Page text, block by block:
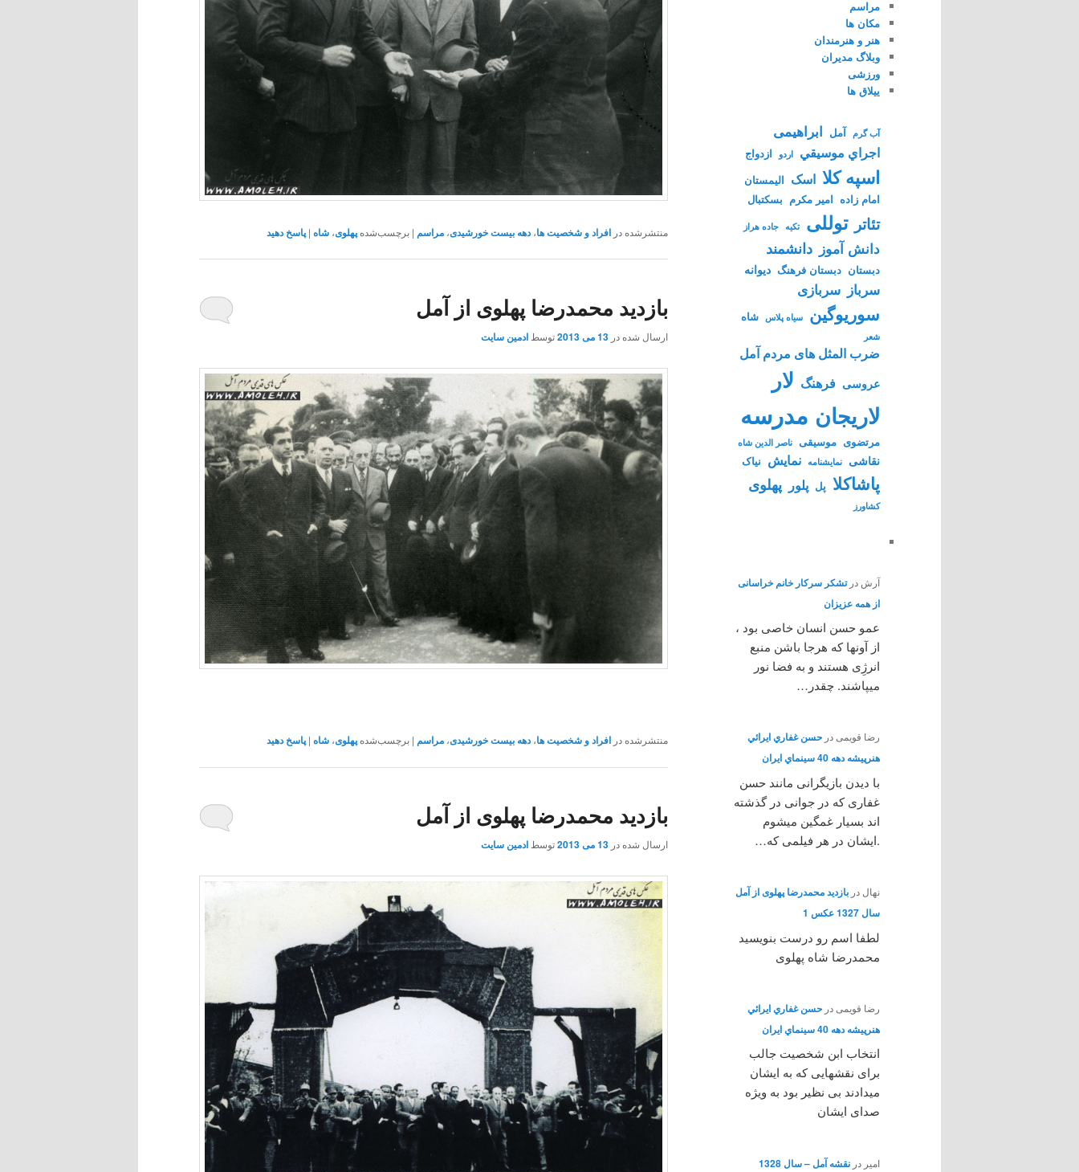
منتشرشده در افراد و شخصیت ها،دهه بیست خورشیدی، مراسم | برچسب‌شده پهلوی، شاه | پاسخ دهید
بازدید محمدرضا پهلوی از آمل
ارسال شده در 13 می 2013 توسط ادمین سایت
منتشرشده در افراد و شخصیت ها،دهه بیست خورشیدی، مراسم | برچسب‌شده پهلوی، شاه | پاسخ دهید
بازدید محمدرضا پهلوی از آمل
ارسال شده در 13 می 2013 توسط ادمین سایت
مراسم
مکان ها
هنر و هنرمندان
وبلاگ مدیران
ورزشی
ییلاق ها
آب گرم آمل ابراهیمی
اجراي موسيقي اردو ازدواج
اسپه کلا اسک الیمستان
امام زاده امیر مکرم بسکتبال
تئاتر توللی تکیه جاده هراز
دانش آموز دانشمند
دبستان دبستان فرهنگ دیوانه
سرباز سربازی
سوریوگین سیاه پلاس شاه
شعر
ضرب المثل های مردم آمل
عروسی فرهنگ لار
لاریجان مدرسه
مرتضوی موسیقی ناصر الدین شاه
نقاشی نمايشنامه نمایش نیاک
پاشاکلا پل پلور پهلوی
کشاورز
آرش درتشکر سرکار خانم خراسانی
از همه عزیزان
عمو حسن انسان خاصی بود ،
از آونها که هرجا باشن منبع
انرژِی هستند و به فضا نور
میپاشند. چقدر…
رضا قویمی در حسن غفاري ايرائي
هنرپيشه دهه 40 سينماي ايران
با دیدن بازیگرانی مانند حسن
غفاری که در جوانی در گذشته
اند بسیار غمگین میشوم
.ایشان در هر فیلمی که…
نهال در بازدید محمدرضا پهلوی از آمل
سال 1327 عکس 1
لطفا اسم رو درست بنویسید
محمدرضا شاه پهلوی
رضا قویمی در حسن غفاري ايرائي
هنرپيشه دهه 40 سينماي ايران
انتخاب ابن شخصیت جالب
برای نقشهایی که به ایشان
میدادند بی نظیر بود به ویژه
صدای ایشان
امیر در نقشه آمل – سال 1328